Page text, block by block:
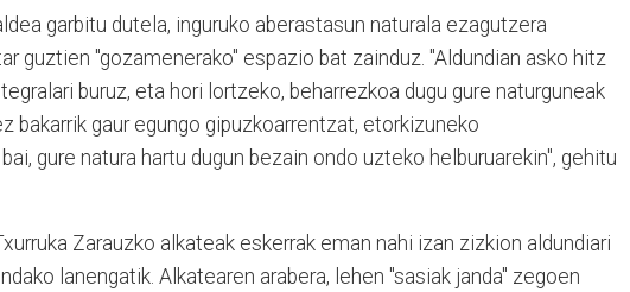
garbitu dutela, inguruko aberastasun naturala ezagutzera
guztien "gozamenerako" espazio bat zainduz. "Aldundian asko hitz
buruz, eta hori lortzeko, beharrezkoa dugu gure naturguneak
bakarrik gaur egungo gipuzkoarrentzat, etorkizuneko
gure natura hartu dugun bezain ondo uzteko helburuarekin", gehitu
Zarauzko alkateak eskerrak eman nahi izan zizkion aldundiari
lanengatik. Alkatearen arabera, lehen "sasiak janda" zegoen